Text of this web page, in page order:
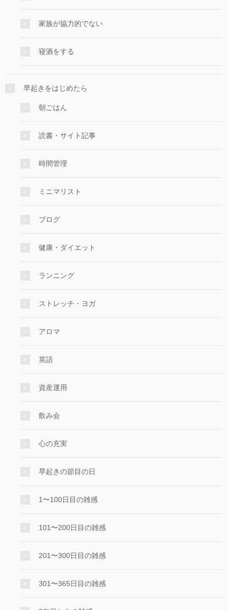
家族が協力的でない
寝酒をする
早起きをはじめたら
朝ごはん
読書・サイト記事
時間管理
ミニマリスト
ブログ
健康・ダイエット
ランニング
ストレッチ・ヨガ
アロマ
英語
資産運用
飲み会
心の充実
早起きの節目の日
1〜100日目の雑感
101〜200日目の雑感
201〜300日目の雑感
301〜365日目の雑感